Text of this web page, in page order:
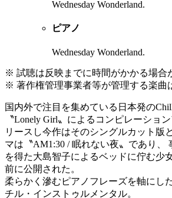
Wednesday Wonderland.
ピアノ
Wednesday Wonderland.
※ 試聴は反映までに時間がかかる場合
※ 著作権管理事業者等が管理する楽曲
国内外で注目を集めている日本発の
〝Lonely Girl〟によるコンピレーショ
リースし今作はそのシングルカット版
マは〝AM1:30 / 眠れない夜〟であり、
を得た大島智子によるベッドに佇む少
前に公開された。
柔らかく滲むピアノフレーズを軸にし
チル・インストゥルメンタル。